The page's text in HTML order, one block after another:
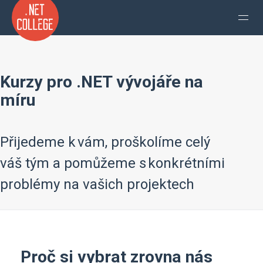
Kurzy pro .NET vývojáře na
míru
Přijedeme k vám, proškolíme celý
váš tým a pomůžeme s konkrétními
problémy na vašich projektech
Proč si vybrat zrovna nás